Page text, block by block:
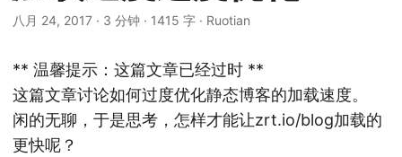
八月 24, 2017 · 3 分钟 · 1415 字 · Ruotian
** 温馨提示：这篇文章已经过时 **
这篇文章讨论如何过度优化静态博客的加载速度。
闲的无聊，于是思考，怎样才能让zrt.io/blog加载的
更快呢？